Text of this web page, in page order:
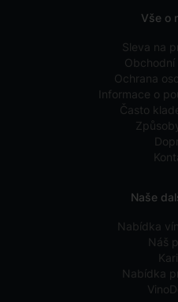
Vše o
Sleva na
Ochrana
Informace o
Často
Naše
Nabídka
Náš
Nabídka